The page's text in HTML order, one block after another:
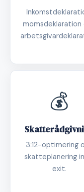
momsdeklaration
💰
3:12-optimering
skatteplanering
exit.